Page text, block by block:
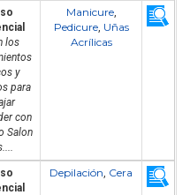
los
y
para
con
Salon
Manicure,
Pedicure, Uñas
Acrílicas
Depilación, Cera